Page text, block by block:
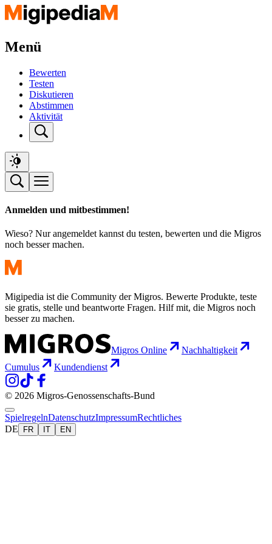
Menü
Bewerten
Testen
Diskutieren
Abstimmen
Aktivität
Anmelden und mitbestimmen!
Wieso? Nur angemeldet kannst du testen, bewerten und die Migros
noch besser machen.
Migipedia ist die Community der Migros. Bewerte Produkte, teste
sie gratis, stelle und beantworte Fragen. Hilf mit, die Migros noch
besser zu machen.
Migros Online
Nachhaltigkeit
Cumulus
Kundendienst
© 2026 Migros-Genossenschafts-Bund
SpielregelnDatenschutzImpressumRechtliches
DE
FR IT EN